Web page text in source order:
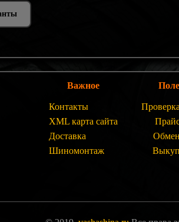
Важное
Контакты
XML карта сайта
Доставка
Шиномонтаж